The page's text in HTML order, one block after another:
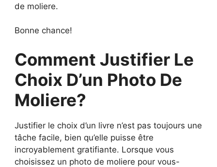
de moliere.
Bonne chance!
Comment Justifier Le
Choix D’un Photo De
Moliere?
Justifier le choix d’un livre n’est pas toujours une
tâche facile, bien qu’elle puisse être
incroyablement gratifiante. Lorsque vous
choisissez un photo de moliere pour vous-